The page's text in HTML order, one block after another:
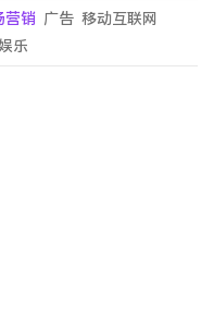
营销 广告 移动互联网
乐